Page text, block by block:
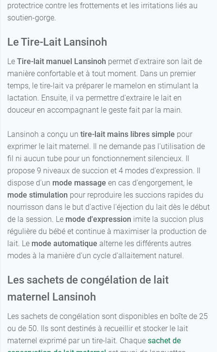
protectrice contre les frottements et les irritations liés au
soutien-gorge.
Le Tire-Lait Lansinoh
Le Tire-lait manuel Lansinoh permet d'extraire son lait de
manière confortable et à tout moment. Dans un premier
temps, le tire-lait va préparer le mamelon en stimulant la
lactation. Ensuite, il va permettre d'extraire le lait en
douceur en accompagnant le geste fait par la main.
Lansinoh a conçu un tire-lait mains libres simple pour
exprimer le lait maternel. Il ne demande pas l'utilisation de
fil ni aucun tube pour un fonctionnement silencieux. Il
propose 9 niveaux de succion et 4 modes d'expression. Il
dispose d'un mode massage en cas d'engorgement, le
mode stimulation pour reproduire les succions rapides du
nourrisson dans le but d'active l'éjection du lait dès le début
de la session. Le mode d'expression imite la succion plus
régulière du bébé et continue à maximiser la production de
lait. Le mode automatique alterne les différents autres
modes à la manière d'un cycle d'allaitement naturel.
Les sachets de congélation de lait
maternel Lansinoh
Les sachets de congélation sont disponibles en boîte de 25
ou de 50. Ils sont destinés à recueillir et stocker le lait
maternel exprimé par un tire-lait. Chaque sachet de